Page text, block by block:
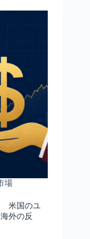
場
米国のユ
外の反